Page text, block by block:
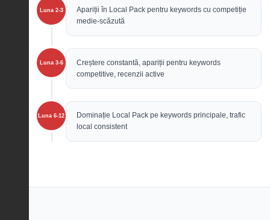
Luna 2-3
Apariții în Local Pack pentru keywords cu competiție
medie-scăzută
Luna 3-6
Creștere constantă, apariții pentru keywords
competitive, recenzii active
Luna 6-12
Dominație Local Pack pe keywords principale, trafic
local consistent